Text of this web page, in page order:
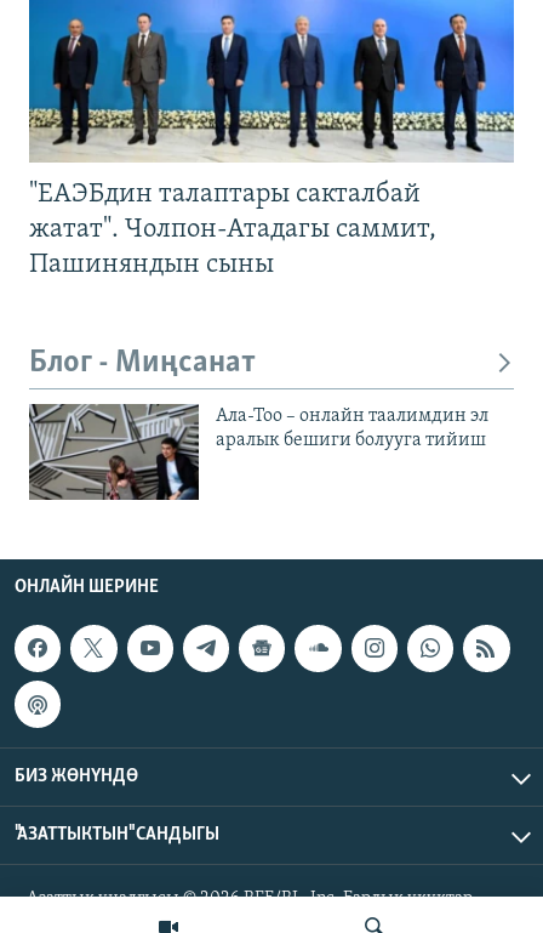
"ЕАЭБдин талаптары сакталбай
жатат". Чолпон-Атадагы саммит,
Пашиняндын сыны
Блог - Миңсанат
Ала-Тоо – онлайн таалимдин эл
аралык бешиги болууга тийиш
ОНЛАЙН ШЕРИНЕ
БИЗ ЖӨНҮНДӨ
"АЗАТТЫКТЫН" САНДЫГЫ
Азаттык үналгысы © 2026 RFE/RL, Inc. Бардык укуктар